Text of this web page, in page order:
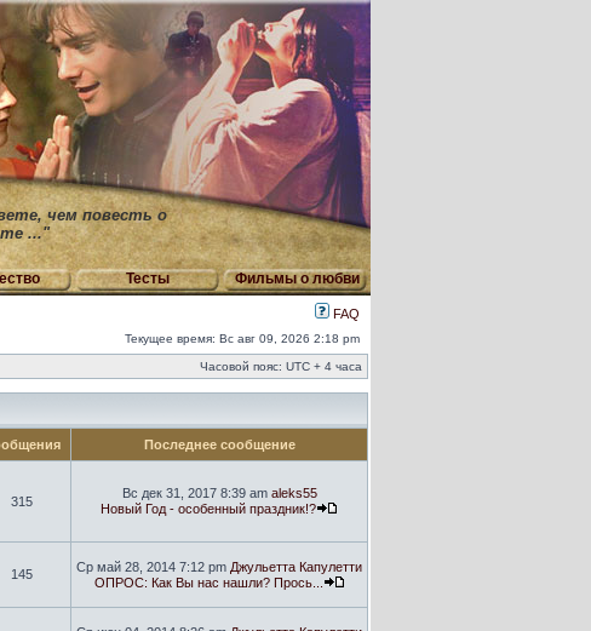
чем повесть о
..."
Тесты Фильмы о любви
FAQ
Текущее время: Вс авг 09, 2026 2:18 pm
Часовой пояс: UTC + 4 часа
Последнее сообщение
315
Вс дек 31, 2017 8:39 am aleks55
Новый Год - особенный праздник!?
145 Ср май 28, 2014 7:12 pm Джульетта Капулетти
ОПРОС: Как Вы нас нашли? Прось...